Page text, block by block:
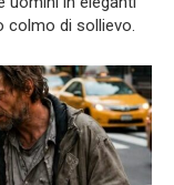
colmo di sollievo.